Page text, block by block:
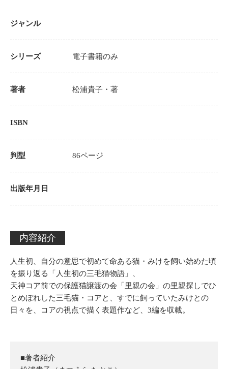
ジャンル
シリーズ 電子書籍のみ
著者 松浦貴子 ・著
ISBN
判型 86ページ
出版年月日
内容紹介
人生初、自分の意思で初めて命ある猫・みけを飼い始めた頃
を振り返る「人生初の三毛猫物語」、
天神コア前での保護猫譲渡の会「里親の会」の里親探しでひ
とめぼれした三毛猫・コアと、すでに飼っていたみけとの
日々を、コアの視点で描く表題作など、3編を収載。
■著者紹介